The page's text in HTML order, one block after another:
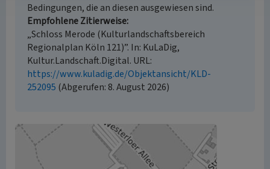
Bedingungen, die an diesen ausgewiesen sind.
Empfohlene Zitierweise
„Schloss Merode (Kulturlandschaftsbereich
Regionalplan Köln 121)”. In: KuLaDig,
Kultur.Landschaft.Digital. URL:
https://www.kuladig.de/Objektansicht/KLD-
252095 (Abgerufen: 8. August 2026)